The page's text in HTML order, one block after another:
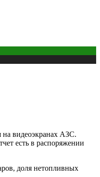
на видеоэкранах АЗС.
есть в распоряжении
доля нетопливных